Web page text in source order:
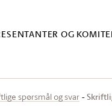
OG
spørsmål og svar